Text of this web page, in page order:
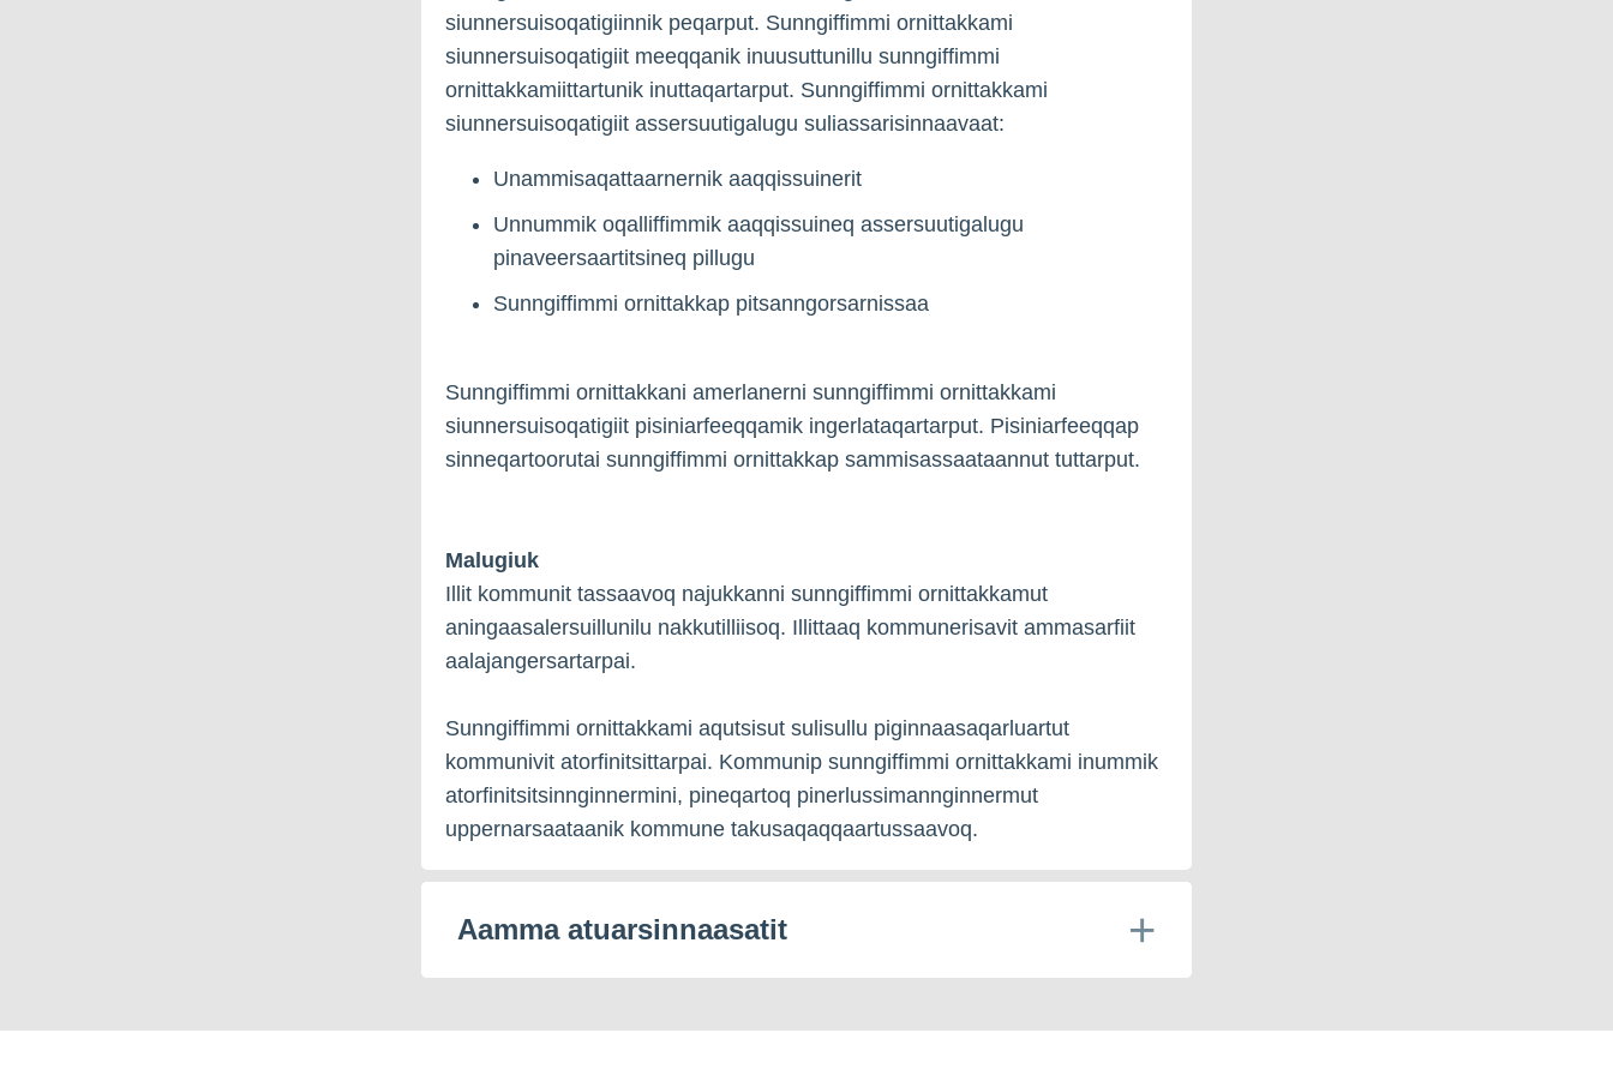
siunnersuisoqatigiinnik peqarput. Sunngiffimmi ornittakkami
siunnersuisoqatigiit meeqqanik inuusuttunillu sunngiffimmi
ornittakkamiittartunik inuttaqartarput. Sunngiffimmi ornittakkami
siunnersuisoqatigiit assersuutigalugu suliassarisinnaavaat:
Unammisaqattaarnernik aaqqissuinerit
Unnummik oqalliffimmik aaqqissuineq assersuutigalugu
pinaveersaartitsineq pillugu
Sunngiffimmi ornittakkap pitsanngorsarnissaa
Sunngiffimmi ornittakkani amerlanerni sunngiffimmi ornittakkami
siunnersuisoqatigiit pisiniarfeeqqamik ingerlataqartarput. Pisiniarfeeqqap
sinneqartoorutai sunngiffimmi ornittakkap sammisassaataannut tuttarput.
Malugiuk
Illit kommunit tassaavoq najukkanni sunngiffimmi ornittakkamut
aningaasalersuillunilu nakkutilliisoq. Illittaaq kommunerisavit ammasarfiit
aalajangersartarpai.
Sunngiffimmi ornittakkami aqutsisut sulisullu piginnaasaqarluartut
kommunivit atorfinitsittarpai. Kommunip sunngiffimmi ornittakkami inummik
atorfinitsitsinnginnermini, pineqartoq pinerlussimannginnermut
uppernarsaataanik kommune takusaqaqqaartussaavoq.
Aamma atuarsinnaasatit